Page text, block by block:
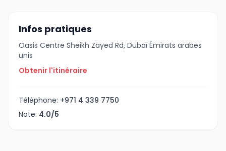
Infos pratiques
Oasis Centre Sheikh Zayed Rd, Dubaï Émirats arabes
unis
Obtenir l'itinéraire
Téléphone: +971 4 339 7750
Note: 4.0/5